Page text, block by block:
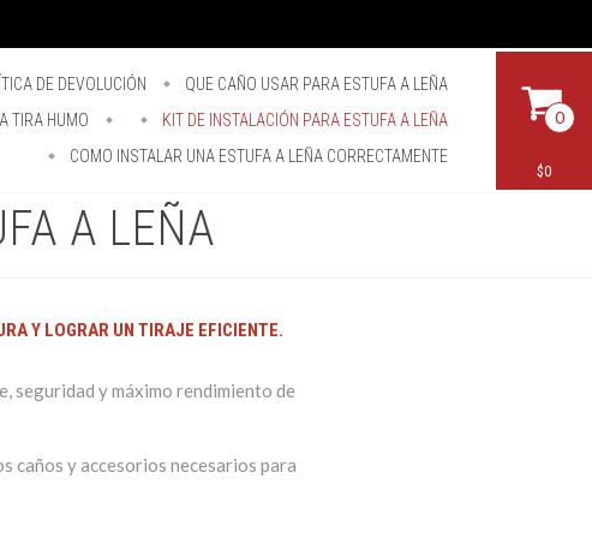
DE DEVOLUCIÓN
QUE CAÑO USAR PARA ESTUFA A LEÑA
TIRA HUMO
KIT DE INSTALACIÓN PARA ESTUFA A LEÑA
COMO INSTALAR UNA ESTUFA A LEÑA CORRECTAMENTE
0
$0
A LEÑA
Y LOGRAR UN TIRAJE EFICIENTE.
seguridad y máximo rendimiento de
caños y accesorios necesarios para